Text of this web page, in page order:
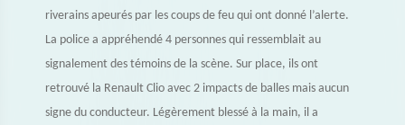
riverains apeurés par les coups de feu qui ont donné l’alerte.
La police a appréhendé 4 personnes qui ressemblait au
signalement des témoins de la scène. Sur place, ils ont
retrouvé la Renault Clio avec 2 impacts de balles mais aucun
signe du conducteur. Légèrement blessé à la main, il a